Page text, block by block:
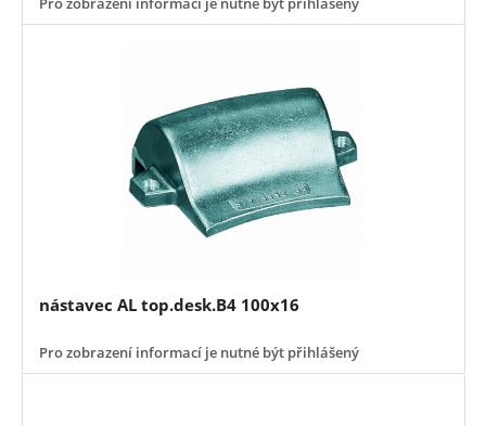
nástavec AL top.desk.B4 100x16
Pro zobrazení informací je nutné být přihlášený